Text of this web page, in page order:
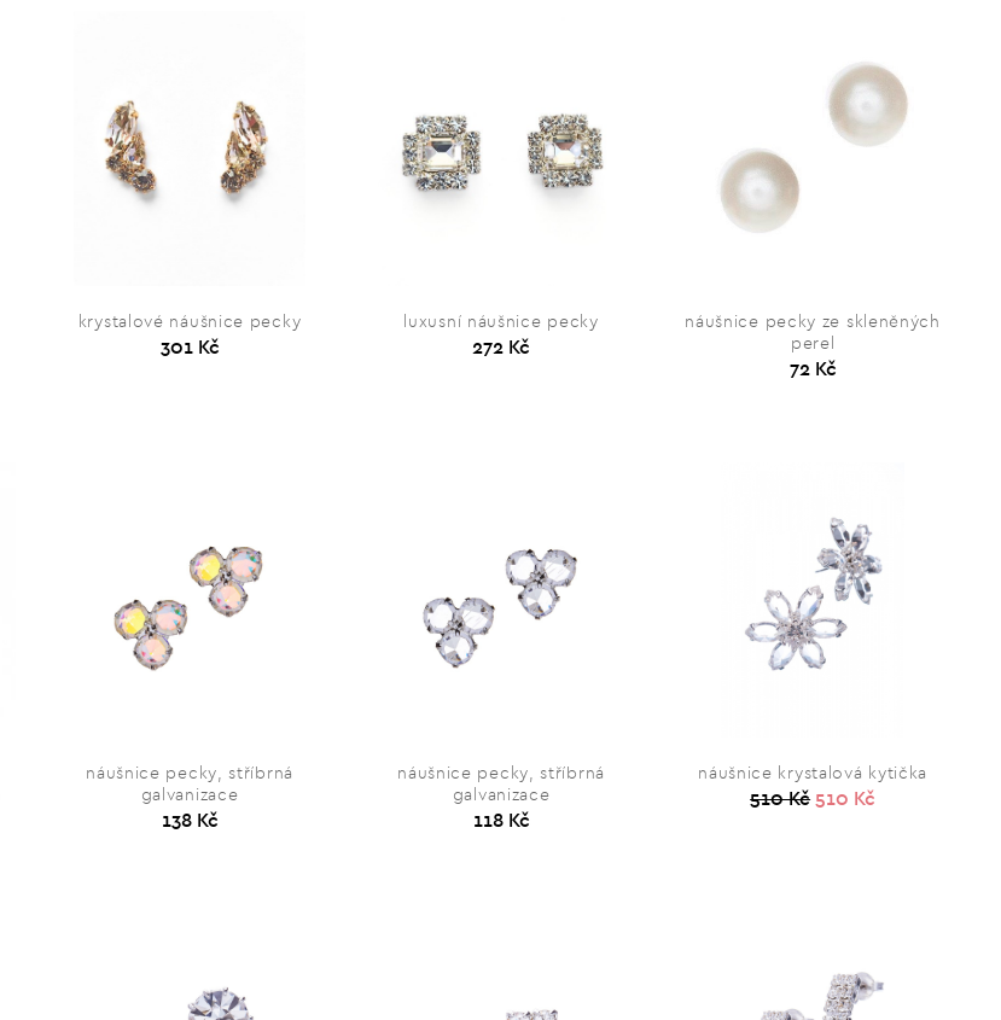
krystalové náušnice pecky
301 Kč
luxusní náušnice pecky
272 Kč
náušnice pecky ze skleněných
perel
72 Kč
náušnice pecky, stříbrná
galvanizace
138 Kč
náušnice pecky, stříbrná
galvanizace
118 Kč
náušnice krystalová kytička
510 Kč 510 Kč